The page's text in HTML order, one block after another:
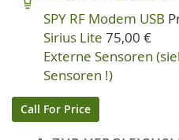
SPY RF Modem USB
Sirius Lite 75,00 €
Externe Sensoren
Sensoren !)
Call For Price